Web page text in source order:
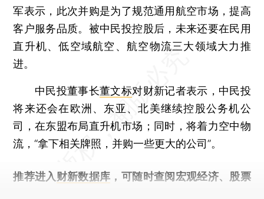
军表示，此次并购是为了规范通用航空市场，提高
客户服务品质。被中民投控股后，未来还要在民用
直升机、低空域航空、航空物流三大领域大力推
进。
中民投董事长董文标对财新记者表示，中民投
将来还会在欧洲、东亚、北美继续控股公务机公
司，在东盟布局直升机市场；同时，将着力空中物
流，“拿下相关牌照，并购一些更大的公司”。
推荐进入 财新数据库 ，可随时查阅宏观经济、股票